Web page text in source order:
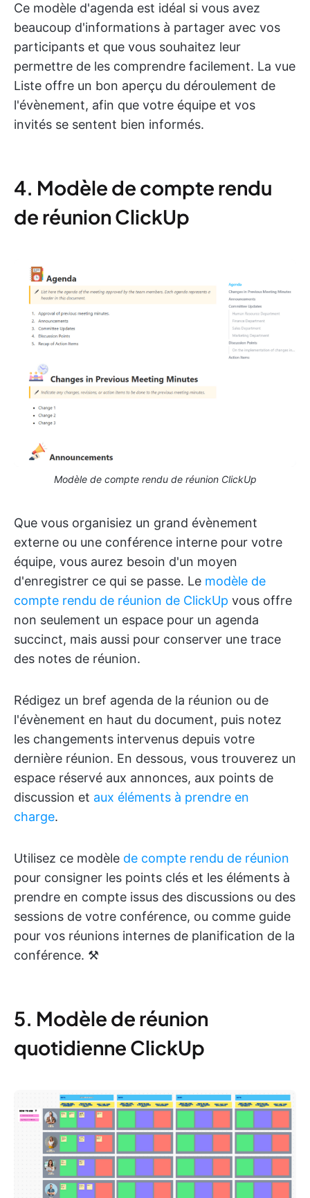
Ce modèle d'agenda est idéal si vous avez
beaucoup d'informations à partager avec vos
participants et que vous souhaitez leur
permettre de les comprendre facilement. La vue
Liste offre un bon aperçu du déroulement de
l'évènement, afin que votre équipe et vos
invités se sentent bien informés.
4. Modèle de compte rendu
de réunion ClickUp
Modèle de compte rendu de réunion ClickUp
Que vous organisiez un grand évènement
externe ou une conférence interne pour votre
équipe, vous aurez besoin d'un moyen
d'enregistrer ce qui se passe. Le modèle de
compte rendu de réunion de ClickUp vous offre
non seulement un espace pour un agenda
succinct, mais aussi pour conserver une trace
des notes de réunion.
Rédigez un bref agenda de la réunion ou de
l'évènement en haut du document, puis notez
les changements intervenus depuis votre
dernière réunion. En dessous, vous trouverez un
espace réservé aux annonces, aux points de
discussion et aux éléments à prendre en
charge.
Utilisez ce modèle de compte rendu de réunion
pour consigner les points clés et les éléments à
prendre en compte issus des discussions ou des
sessions de votre conférence, ou comme guide
pour vos réunions internes de planification de la
conférence. ⚒️
5. Modèle de réunion
quotidienne ClickUp